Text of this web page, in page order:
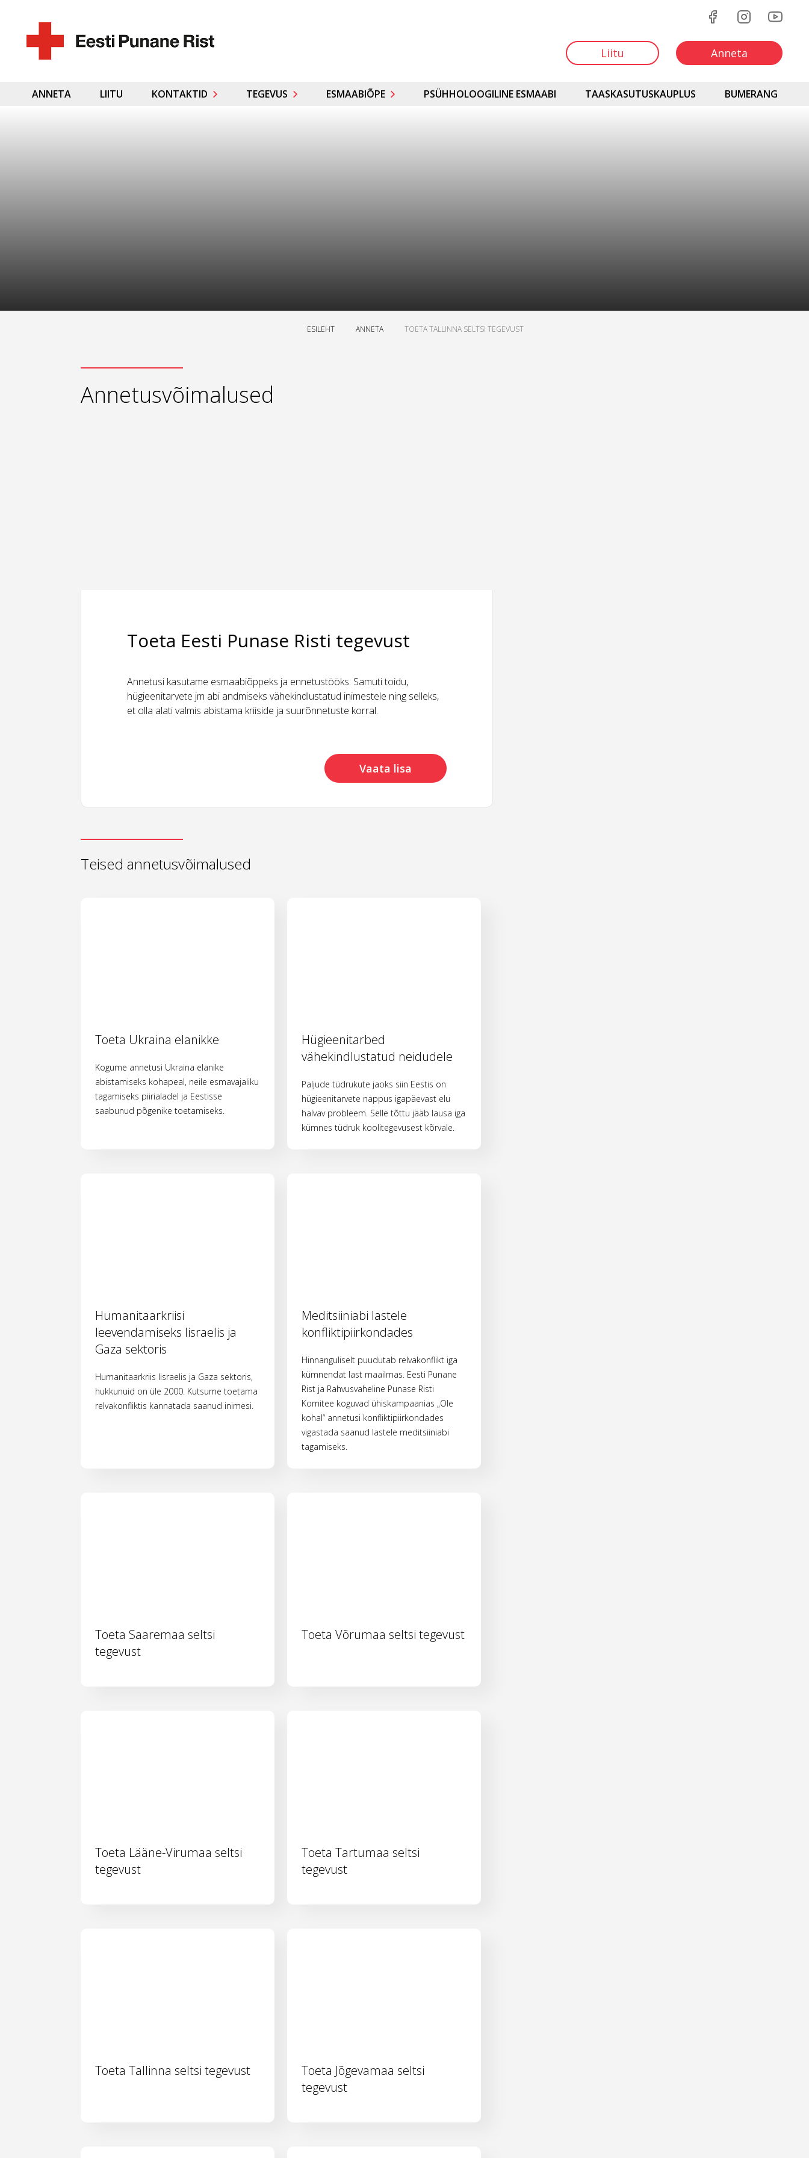
Liitu Anneta
ANNETA LIITU KONTAKTID TEGEVUS ESMAABIÕPE PSÜHHOLOOGILINE ESMAABI TAASKASUTUSKAUPLUS BUMERANG
ESILEHT ANNETA TOETA TALLINNA SELTSI TEGEVUST
Annetusvõimalused
Toeta Eesti Punase Risti tegevust
Annetusi kasutame esmaabiõppeks ja ennetustööks. Samuti toidu,
hügieenitarvete jm abi andmiseks vähekindlustatud inimestele ning selleks,
et olla alati valmis abistama kriiside ja suurõnnetuste korral.
Vaata lisa
Teised annetusvõimalused
Toeta Ukraina elanikke
Kogume annetusi Ukraina elanike
abistamiseks kohapeal, neile esmavajaliku
tagamiseks piirialadel ja Eestisse
saabunud põgenike toetamiseks.
Hügieenitarbed
vähekindlustatud neidudele
Paljude tüdrukute jaoks siin Eestis on
hügieenitarvete nappus igapäevast elu
halvav probleem. Selle tõttu jääb lausa iga
kümnes tüdruk koolitegevusest kõrvale.
Humanitaarkriisi
leevendamiseks Iisraelis ja
Gaza sektoris
Humanitaarkriis Iisraelis ja Gaza sektoris,
hukkunuid on üle 2000. Kutsume toetama
relvakonfliktis kannatada saanud inimesi.
Meditsiiniabi lastele
konfliktipiirkondades
Hinnanguliselt puudutab relvakonflikt iga
kümnendat last maailmas. Eesti Punane
Rist ja Rahvusvaheline Punase Risti
Komitee koguvad ühiskampaanias „Ole
kohal“ annetusi konfliktipiirkondades
vigastada saanud lastele meditsiiniabi
tagamiseks.
Toeta Saaremaa seltsi
tegevust
Toeta Võrumaa seltsi tegevust
Toeta Lääne-Virumaa seltsi
tegevust
Toeta Tartumaa seltsi
tegevust
Toeta Tallinna seltsi tegevust
Toeta Jõgevamaa seltsi
tegevust